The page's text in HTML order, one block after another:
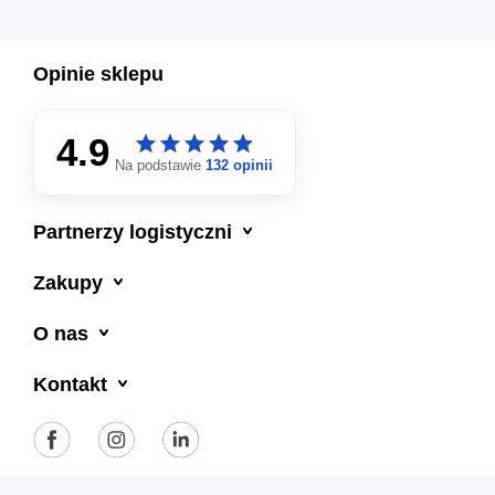
Opinie sklepu
4.9 starstarstarstarstar
starstarstarstarstar
Na podstawie 132 opinii
Partnerzy logistyczni
Zakupy
O nas
Kontakt